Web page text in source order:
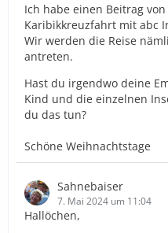
Ich habe einen Beitrag
Karibikkreuzfahrt mit abc
Wir werden die Reise
antreten.
Hast du irgendwo deine
Kind und die einzelnen
du das tun?
Schöne Weihnachtstage
Sahnebaiser
7. Mai 2024 um 11:04
Hallöchen,